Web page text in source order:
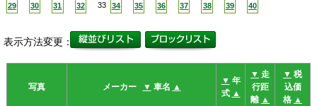
29 30 31 32 33 34 35 36 37 38 39 40
表示方法変更：
写真 メーカー ▼ 車名 ▲
▼ 年
式 ▲
▼ 走
行距
離 ▲
▼ 税
込価
格 ▲